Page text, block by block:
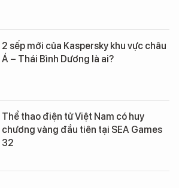
2 sếp mới của Kaspersky khu vực châu
Á – Thái Bình Dương là ai?
Thể thao điện tử Việt Nam có huy
chương vàng đầu tiên tại SEA Games
32